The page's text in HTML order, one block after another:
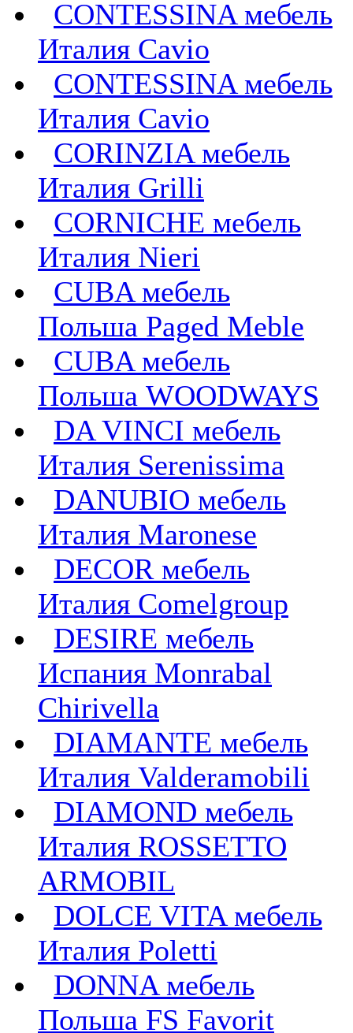
CONTESSINA мебель
Италия Cavio
CONTESSINA мебель
Италия Сavio
CORINZIA мебель
Италия Grilli
CORNICHE мебель
Италия Nieri
CUBA мебель
Польша Paged Meble
CUBA мебель
Польша WOODWAYS
DA VINCI мебель
Италия Serenissima
DANUBIO мебель
Италия Maronese
DECOR мебель
Италия Comelgroup
DESIRE мебель
Испания Monrabal
Chirivella
DIAMANTE мебель
Италия Valderamobili
DIAMOND мебель
Италия ROSSETTO
ARMOBIL
DOLCE VITA мебель
Италия Poletti
DONNA мебель
Польша FS Favorit